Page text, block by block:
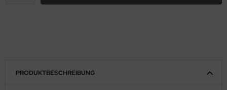
PRODUKTBESCHREIBUNG